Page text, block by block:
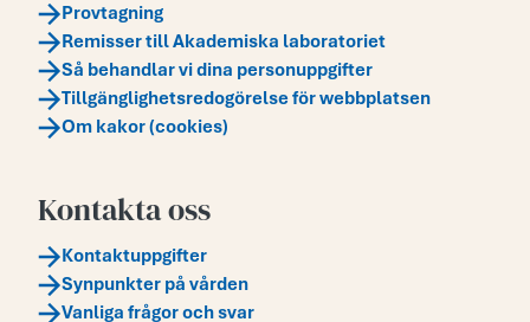
Provtagning
Remisser till Akademiska laboratoriet
Så behandlar vi dina personuppgifter
Tillgänglighetsredogörelse för webbplatsen
Om kakor (cookies)
Kontakta oss
Kontaktuppgifter
Synpunkter på vården
Vanliga frågor och svar